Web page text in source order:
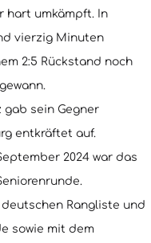
hart umkämpft. In
vierzig Minuten
2:5 Rückstand noch
gab sein Gegner
entkräftet auf.
2024 war das
Rangliste und
sowie mit dem